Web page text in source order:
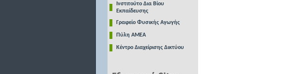
Ινστιτούτο Δια Βίου
Εκπαίδευσης
Γραφείο Φυσικής Αγωγής
Πύλη ΑΜΕΑ
Κέντρο Διαχείρισης Δικτύου